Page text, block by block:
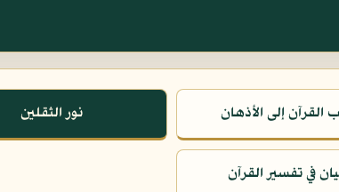
القرآن إلى الأذهان نور الثقلين
في تفسير القرآن